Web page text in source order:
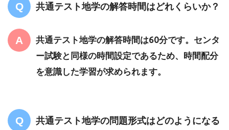
共通テスト地学の解答時間はどれくらいか？
共通テスト地学の解答時間は60分です。センタ
ー試験と同様の時間設定であるため、時間配分
を意識した学習が求められます。
共通テスト地学の問題形式はどのようになる